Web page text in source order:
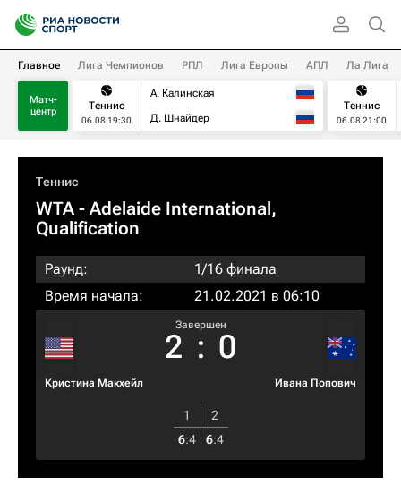
Главное Лига Чемпионов РПЛ Лига Европы АПЛ Ла Лига
Матч-
центр
Теннис
06.08 19:30
А. Калинская
Д. Шнайдер
Теннис
06.08 21:00
Теннис
WTA- Adelaide International,
Qualification
Раунд:
1/16 финала
Время начала:
21.02.2021 в 06:10
Кристина Макхейл
Завершен
2 : 0
Ивана Попович
1
2
6:4 6:4